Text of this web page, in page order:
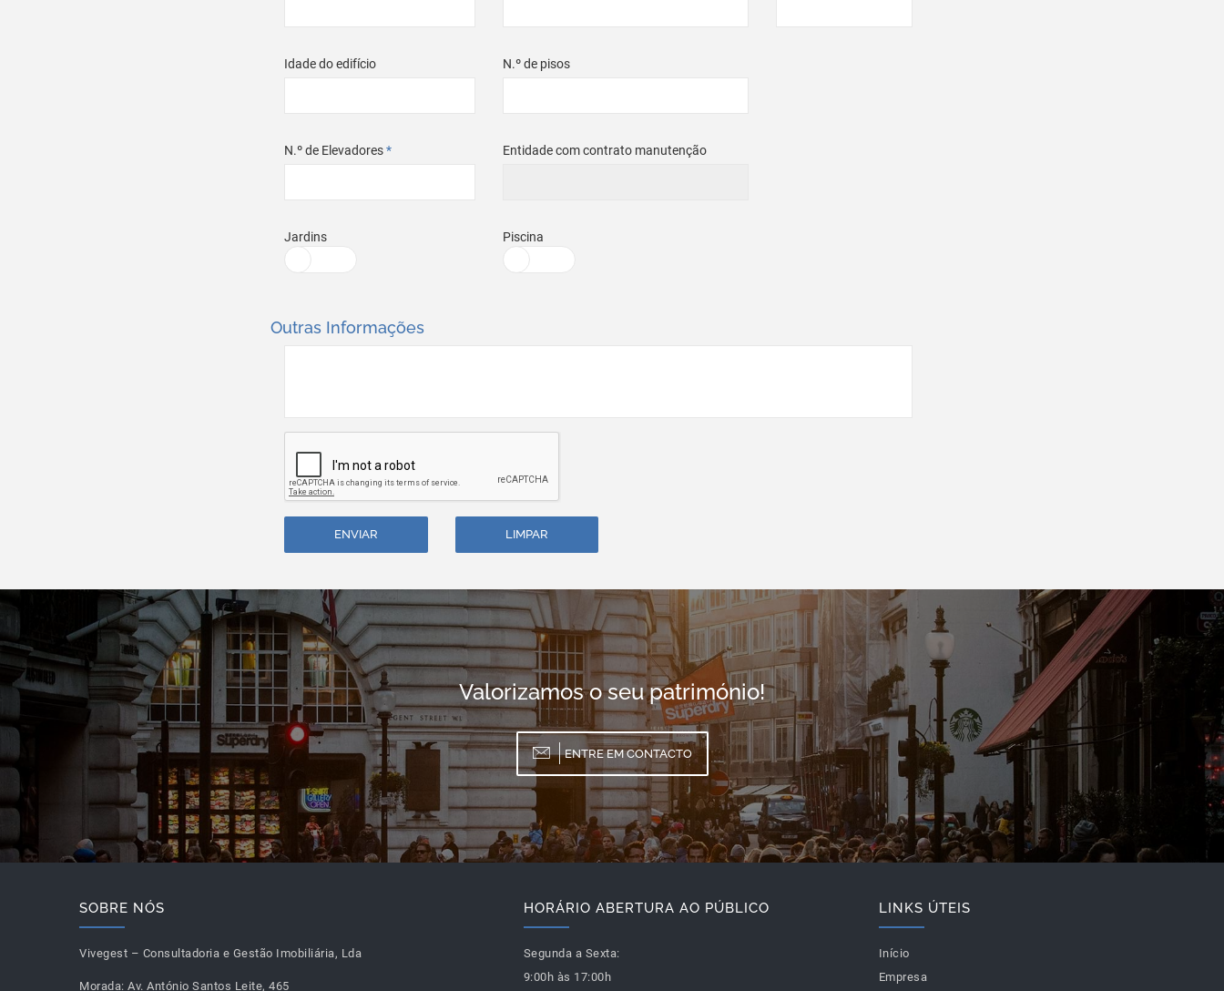
Idade do edifício N.º de pisos
N.º de Elevadores* Entidade com contrato manutenção
Jardins Piscina
Outras Informações
ENVIAR LIMPAR
Valorizamos o seu património!
ENTRE EM CONTACTO
SOBRE NÓS
Vivegest – Consultadoria e Gestão Imobiliária, Lda
Morada: Av. António Santos Leite, 465
HORÁRIO ABERTURA AO PÚBLICO
Segunda a Sexta:
9:00h às 17:00h
LINKS ÚTEIS
Início
Empresa